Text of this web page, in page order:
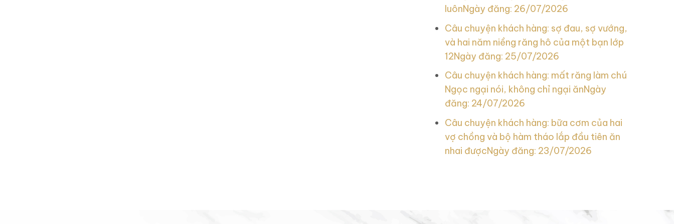
luônNgày đăng: 26/07/2026
Câu chuyện khách hàng: sợ đau, sợ vướng,
và hai năm niềng răng hô của một bạn lớp
12Ngày đăng: 25/07/2026
Câu chuyện khách hàng: mất răng làm chú
Ngọc ngại nói, không chỉ ngại ănNgày
đăng: 24/07/2026
Câu chuyện khách hàng: bữa cơm của hai
vợ chồng và bộ hàm tháo lắp đầu tiên ăn
nhai đượcNgày đăng: 23/07/2026